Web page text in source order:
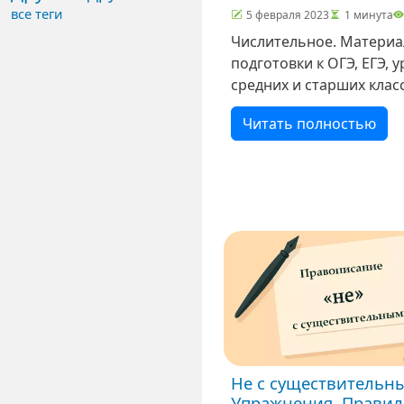
5 февраля 2023 1 минута
Числительное.
подготовки к ОГЭ, ЕГЭ,
средних и старших
Тексты для тренировок
https://4ege.ru/trening-
Читать полностью
Не с
все теги